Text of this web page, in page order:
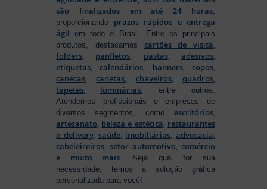
são finalizados em até 24 horas,
proporcionando prazos rápidos e entrega
ágil em todo o Brasil. Entre os principais
produtos, destacamos cartões de visita,
folders, panfletos, pastas, adesivos,
etiquetas,calendários, banners, copos,
canecas,canetas, chaveiros, quadros,
tapetes, luminárias, entre outros.
Atendemos profissionais e empresas de
diversos segmentos, como escritórios,
artesanato, beleza e estética, restaurantes
e delivery, saúde, imobiliárias, advocacia,
cabeleireiros, setor automotivo, comércio
e muito mais. Seja qual for sua
necessidade, temos a solução gráfica
personalizada para você!